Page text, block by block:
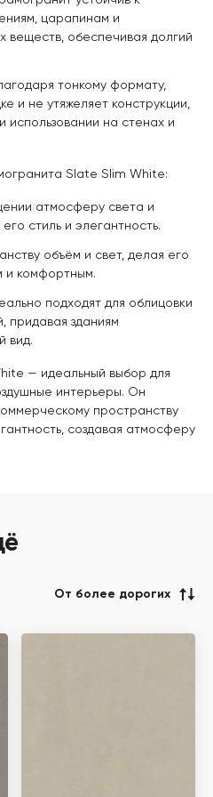
царапинам и
веществ, обеспечивая долгий
тонкому формату,
и не утяжеляет конструкции,
использовании на стенах и
Slate Slim White:
атмосферу света и
стиль и элегантность.
объём и свет, делая его
и комфортным.
подходят для облицовки
придавая зданиям
вид.
— идеальный выбор для
интерьеры. Он
пространству
создавая атмосферу
От более дорогих